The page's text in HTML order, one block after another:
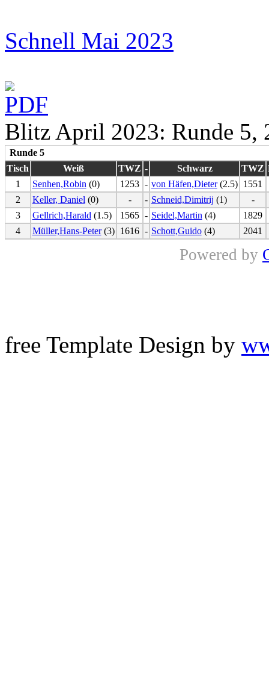
Schnell Mai 2023
Blitz April 2023: Runde 5,
Runde 5
Tisch
Weiß TWZ - Schwarz TWZ
1
Senhen,Robin (0) 1253 - von Häfen,Dieter(2.5)
1551
2
Keller, Daniel (0) - - Schneid,Dimitrij (1)
-
3
Gellrich,Harald (1.5) 1565 - Seidel,Martin (4)
1829
4
Müller,Hans-Peter(3) 1616 - Schott,Guido(4) 2041
Powered by
free Template Design by